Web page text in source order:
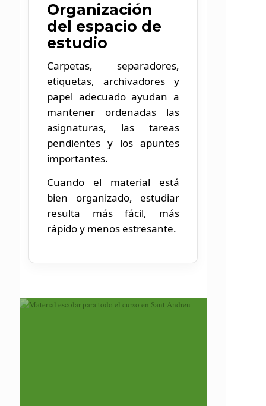
Organización
del espacio de
estudio
Carpetas, separadores,
etiquetas, archivadores y
papel adecuado ayudan a
mantener ordenadas las
asignaturas, las tareas
pendientes y los apuntes
importantes.
Cuando el material está
bien organizado, estudiar
resulta más fácil, más
rápido y menos estresante.